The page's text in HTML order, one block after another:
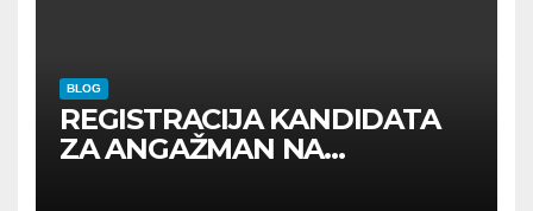
BLOG
REGISTRACIJA KANDIDATA
ZA ANGAŽMAN NA